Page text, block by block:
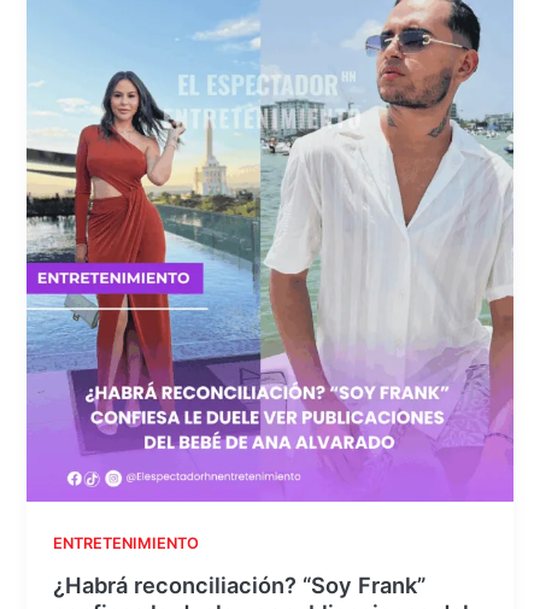
ENTRETENIMIENTO
¿Habrá reconciliación? “Soy Frank”